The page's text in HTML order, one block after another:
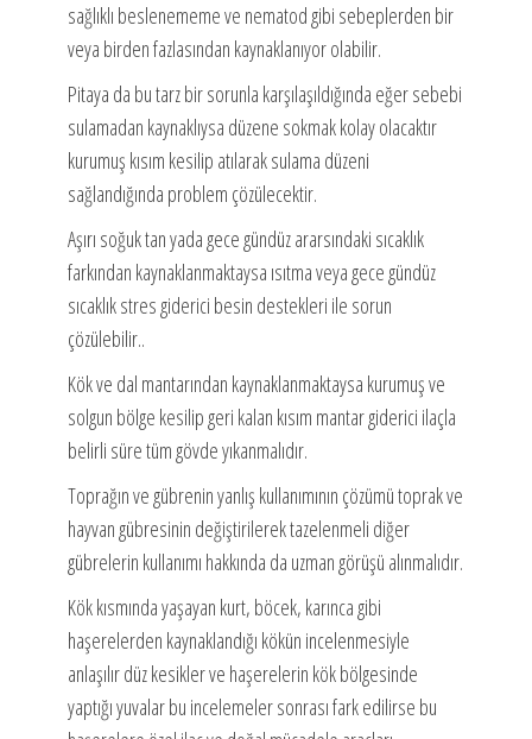
sağlıklı beslenememe ve nematod gibi sebeplerden bir
veya birden fazlasından kaynaklanıyor olabilir.
Pitaya da bu tarz bir sorunla karşılaşıldığında eğer sebebi
sulamadan kaynaklıysa düzene sokmak kolay olacaktır
kurumuş kısım kesilip atılarak sulama düzeni
sağlandığında problem çözülecektir.
Aşırı soğuk tan yada gece gündüz ararsındaki sıcaklık
farkından kaynaklanmaktaysa ısıtma veya gece gündüz
sıcaklık stres giderici besin destekleri ile sorun
çözülebilir..
Kök ve dal mantarından kaynaklanmaktaysa kurumuş ve
solgun bölge kesilip geri kalan kısım mantar giderici ilaçla
belirli süre tüm gövde yıkanmalıdır.
Toprağın ve gübrenin yanlış kullanımının çözümü toprak ve
hayvan gübresinin değiştirilerek tazelenmeli diğer
gübrelerin kullanımı hakkında da uzman görüşü alınmalıdır.
Kök kısmında yaşayan kurt, böcek, karınca gibi
haşerelerden kaynaklandığı kökün incelenmesiyle
anlaşılır düz kesikler ve haşerelerin kök bölgesinde
yaptığı yuvalar bu incelemeler sonrası fark edilirse bu